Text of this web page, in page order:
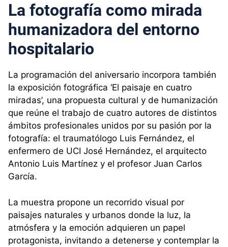
La fotografía como mirada
humanizadora del entorno
hospitalario
La programación del aniversario incorpora también
la exposición fotográfica ‘El paisaje en cuatro
miradas’, una propuesta cultural y de humanización
que reúne el trabajo de cuatro autores de distintos
ámbitos profesionales unidos por su pasión por la
fotografía: el traumatólogo Luis Fernández, el
enfermero de UCI José Hernández, el arquitecto
Antonio Luis Martínez y el profesor Juan Carlos
García.
La muestra propone un recorrido visual por
paisajes naturales y urbanos donde la luz, la
atmósfera y la emoción adquieren un papel
protagonista, invitando a detenerse y contemplar la